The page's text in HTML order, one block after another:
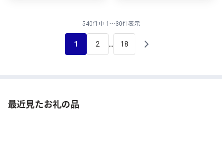
540件中 1～30件表示
1 2 … 18
最近見たお礼の品